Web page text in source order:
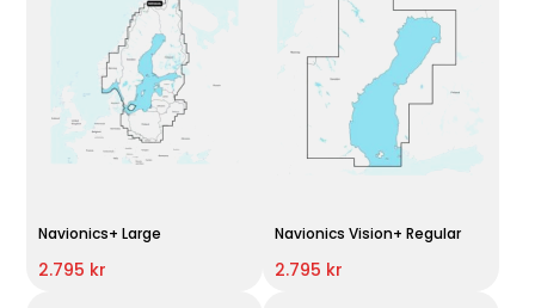
Navionics+ Large
2.795 kr
Navionics Vision+ Regular
2.795 kr